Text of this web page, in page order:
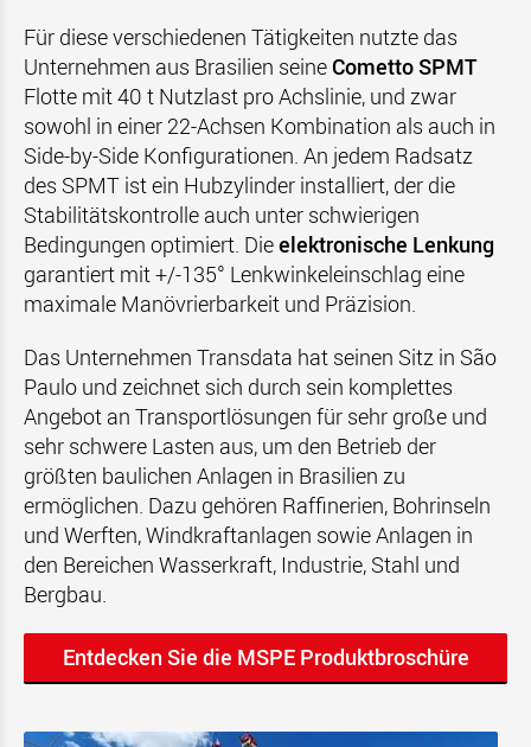
Für diese verschiedenen Tätigkeiten nutzte das
Unternehmen aus Brasilien seine Cometto SPMT
Flotte mit 40 t Nutzlast pro Achslinie, und zwar
sowohl in einer 22-Achsen Kombination als auch in
Side-by-Side Konfigurationen. An jedem Radsatz
des SPMT ist ein Hubzylinder installiert, der die
Stabilitätskontrolle auch unter schwierigen
Bedingungen optimiert. Dieelektronische Lenkung
garantiert mit +/-135° Lenkwinkeleinschlag eine
maximale Manövrierbarkeit und Präzision.
Das Unternehmen Transdata hat seinen Sitz in São
Paulo und zeichnet sich durch sein komplettes
Angebot an Transportlösungen für sehr große und
sehr schwere Lasten aus, um den Betrieb der
größten baulichen Anlagen in Brasilien zu
ermöglichen. Dazu gehören Raffinerien, Bohrinseln
und Werften, Windkraftanlagen sowie Anlagen in
den Bereichen Wasserkraft, Industrie, Stahl und
Bergbau.
Entdecken Sie die MSPE Produktbroschüre